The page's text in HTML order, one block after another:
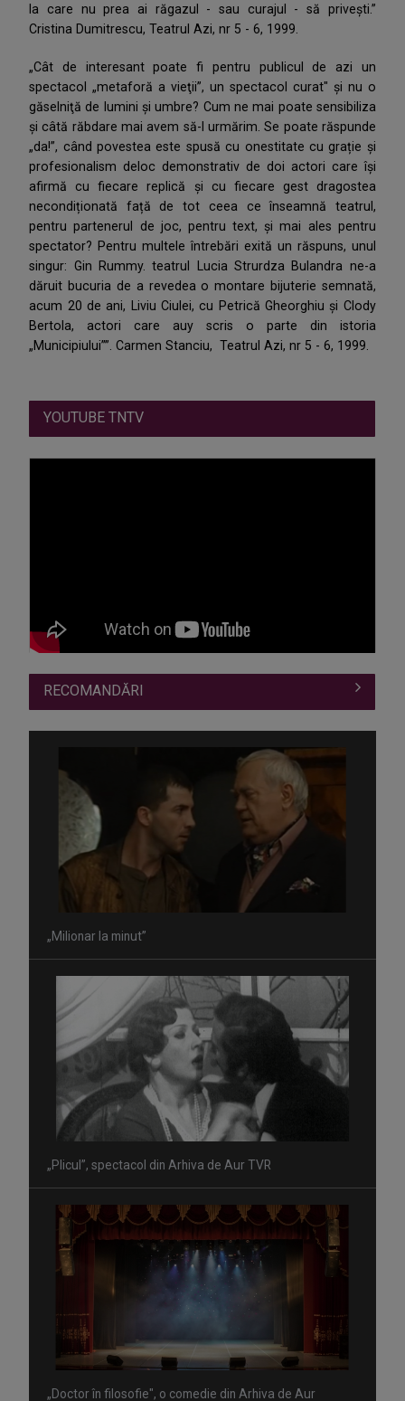
la care nu prea ai răgazul - sau curajul - să priveşti.”
Cristina Dumitrescu, Teatrul Azi, nr 5 - 6, 1999.
„Cât de interesant poate fi pentru publicul de azi un
spectacol „metaforă a vieţii”, un spectacol curat" şi nu o
găselniţă de lumini şi umbre? Cum ne mai poate sensibiliza
şi câtă răbdare mai avem să-I urmărim. Se poate răspunde
„da!”, când povestea este spusă cu onestitate cu grație și
profesionalism deloc demonstrativ de doi actori care își
afirmă cu fiecare replică și cu fiecare gest dragostea
necondiționată față de tot ceea ce înseamnă teatrul,
pentru partenerul de joc, pentru text, și mai ales pentru
spectator? Pentru multele întrebări exită un răspuns, unul
singur: Gin Rummy. teatrul Lucia Strurdza Bulandra ne-a
dăruit bucuria de a revedea o montare bijuterie semnată,
acum 20 de ani, Liviu Ciulei, cu Petrică Gheorghiu și Clody
Bertola, actori care auy scris o parte din istoria
„Municipiului””. Carmen Stanciu, Teatrul Azi, nr 5 - 6, 1999.
YOUTUBE TNTV
RECOMANDĂRI
„Milionar la minut”
„Plicul”, spectacol din Arhiva de Aur TVR
„Doctor în filosofie", o comedie din Arhiva de Aur